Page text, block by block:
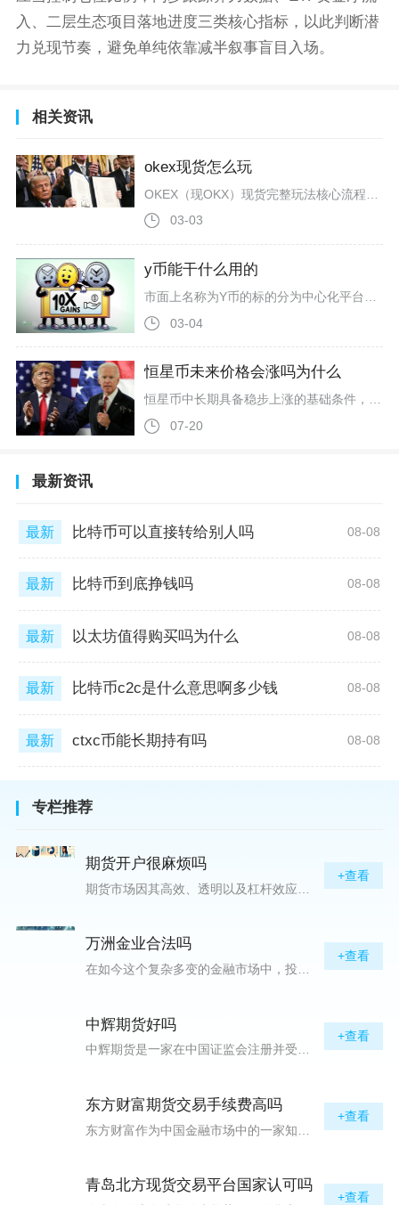
入、二层生态项目落地进度三类核心指标，以此判断潜
力兑现节奏，避免单纯依靠减半叙事盲目入场。
相关资讯
okex现货怎么玩
03-03
y币能干什么用的
市面上名称为Y币的标的分为中心化平台虚拟货币与区块链代币两大类别，二者用途完全独立，YY体系内的Y币属于封闭场景消费代币，而币圈主流的$Y（Yellow）模因代币仅具备社区社交与二级市场交易属性，不存在落地金融应用价值，除此之外还有多款名称...
03-04
恒星币未来价格会涨吗为什么
恒星币中长期具备稳步上涨的基础条件，短期行情则会呈现震荡反复、波段式上行的走势，价格走势分化主要由监管落地、机构业务推进、大盘行情周期、赛道竞争四大核心要素共同决定，短期很难出现单边暴涨行情，长期依托RWA代币化、跨境支付两大刚需赛道具备充足的估值抬升空间，涨跌逻辑可以从利好支撑、现存短板、行情周期规律三个维度完整拆解分析。监管层面的定性落地是恒星币后续涨价最核心的底层支撑，此前主流监管机构已经将恒星币划定为数字商品属性，彻底摆脱证券属性争议，扫清各类大型资管机构、传统金融企
07-20
最新资讯
最新 比特币可以直接转给别人吗 08-08
最新 比特币到底挣钱吗 08-08
最新 以太坊值得购买吗为什么 08-08
最新 比特币c2c是什么意思啊多少钱 08-08
最新 ctxc币能长期持有吗 08-08
专栏推荐
期货开户很麻烦吗
+查看
万洲金业合法吗
在如今这个复杂多变的金融市场中，投资者对于选择可靠的投资平台显得尤为谨慎。随着各种金融产品的广泛推广，人们越发关注那些涉及重金属买卖、投资的公司及平台，而万洲金业（以下简称“万洲”）正是此类公司之一。本文将从多个角度深入探讨“万洲金业是否合法”这一问题，旨在为广大投资者提供一份详实的参考。万洲金业是一家专注于黄金投资的公司，其业务范畴主要包括黄金交易、投资咨询等。作为金融投资领域的一份子，万洲金业声称其具有强大的行业背景和丰富的交易经验，承诺为客户提供专业的金融产品及服务。对
+查看
中辉期货好吗
中辉期货是一家在中国证监会注册并受其监管的期货公司。以其强大的资本实力、稳健的经营策略和严格的风险控制体系，赢得了业界的广泛认可和客户的信任。从公司成立时间、注册资本、经营范围以及历年的经营成绩来看，中辉期货展现出的行业地位和实力，为投资者提供了一定程度的信心保障。中辉期货提供包括期货交易、期货投资咨询、资产管理等在内的全方位服务。公司拥有一支经验丰富、专业素质高的团队，他们对市场动态有着敏锐的洞察力，能够为客户提供准确的市场分析和投资策略建议，帮助客户在复杂多变的市场中稳健
+查看
东方财富期货交易手续费高吗
+查看
青岛北方现货交易平台国家认可吗
+查看